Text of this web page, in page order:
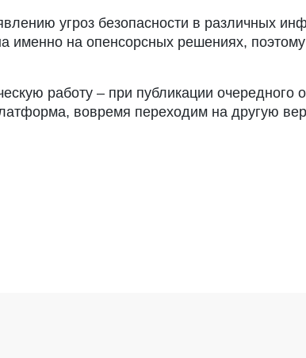
угроз безопасности в различных
на опенсорсных решениях,
работу – при публикации очередного
вовремя переходим на другую